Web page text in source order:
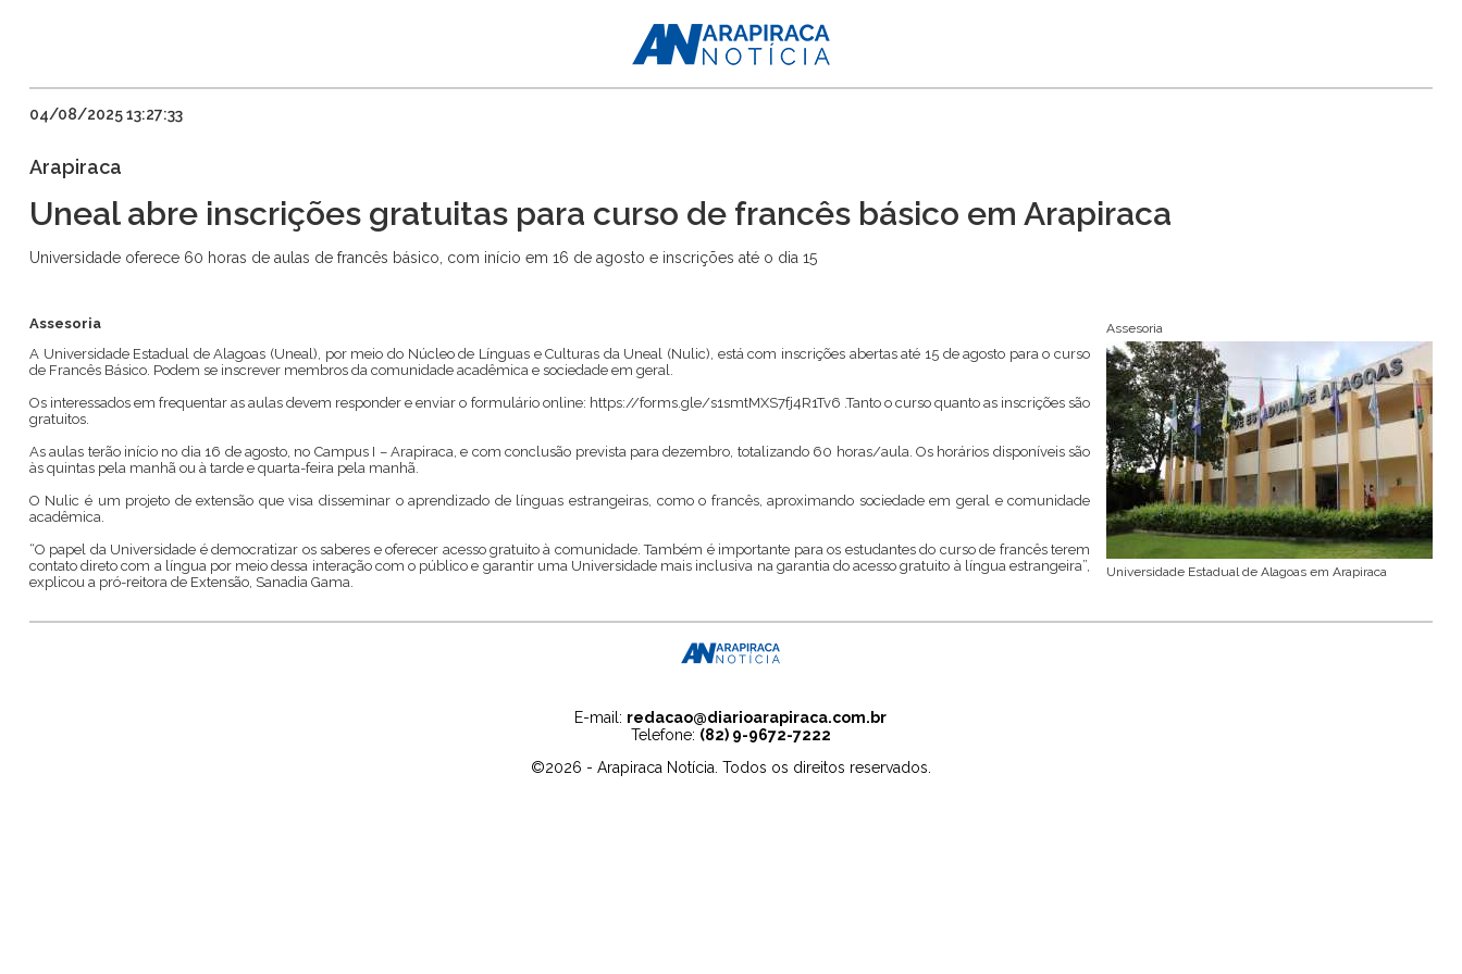
04/08/2025 13:27:33
Arapiraca
Uneal abre inscrições gratuitas para curso de francês básico em Arapiraca
Universidade oferece 60 horas de aulas de francês básico, com início em 16 de agosto e inscrições até o dia 15
Assesoria
Universidade Estadual de Alagoas em Arapiraca
Assesoria
A Universidade Estadual de Alagoas (Uneal), por meio do Núcleo de Línguas e Culturas da Uneal (Nulic), está com inscrições abertas até 15 de agosto para o curso
de Francês Básico. Podem se inscrever membros da comunidade acadêmica e sociedade em geral.
Os interessados em frequentar as aulas devem responder e enviar o formulário online: https://forms.gle/s1smtMXS7fj4R1Tv6 .Tanto o curso quanto as inscrições são
gratuitos.
As aulas terão início no dia 16 de agosto, no Campus I – Arapiraca, e com conclusão prevista para dezembro, totalizando 60 horas/aula. Os horários disponíveis são
às quintas pela manhã ou à tarde e quarta-feira pela manhã.
O Nulic é um projeto de extensão que visa disseminar o aprendizado de línguas estrangeiras, como o francês, aproximando sociedade em geral e comunidade
acadêmica.
“O papel da Universidade é democratizar os saberes e oferecer acesso gratuito à comunidade. Também é importante para os estudantes do curso de francês terem
contato direto com a língua por meio dessa interação com o público e garantir uma Universidade mais inclusiva na garantia do acesso gratuito à língua estrangeira”,
explicou a pró-reitora de Extensão, Sanadia Gama.
E-mail: redacao@diarioarapiraca.com.br
Telefone: (82) 9-9672-7222
©2026 - Arapiraca Notícia. Todos os direitos reservados.